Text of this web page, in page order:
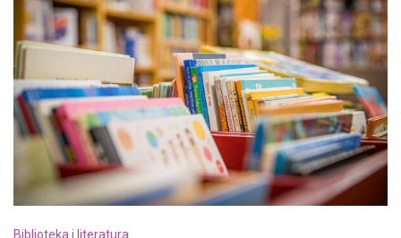
Biblioteka i literatura